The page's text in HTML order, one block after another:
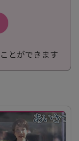
とができます